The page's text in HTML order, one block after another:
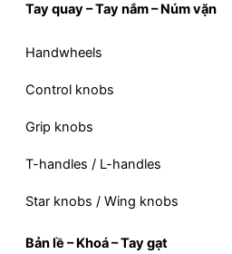
Tay quay – Tay nắm – Núm vặn
Handwheels
Control knobs
Grip knobs
T-handles / L-handles
Star knobs / Wing knobs
Bản lề – Khoá – Tay gạt